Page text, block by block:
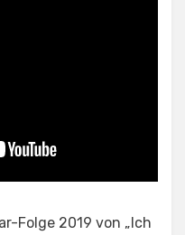
Folge 2019 von „Ich